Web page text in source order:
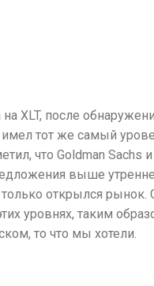
XLT, после
имел тот же самый
что Goldman
выше
открылся рынок.
уровнях, таким
то что мы хотели.